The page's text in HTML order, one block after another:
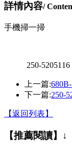
詳情內容/
手機掃一掃
250-
上一篇:
下一篇:250-
【返回列表】
【推薦閱讀】↓